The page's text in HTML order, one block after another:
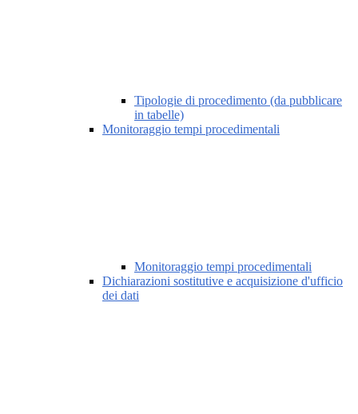
Tipologie di procedimento (da pubblicare
in tabelle)
Monitoraggio tempi procedimentali
Monitoraggio tempi procedimentali
Dichiarazioni sostitutive e acquisizione d'ufficio
dei dati